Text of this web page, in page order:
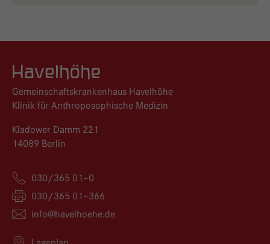
Logo GKH Havelhöhe
Gemeinschaftskrankenhaus Havelhöhe
Klinik für Anthroposophische Medizin
Kladower Damm 221
14089 Berlin
030/365 01–0
030/365 01–366
info@havelhoehe.de